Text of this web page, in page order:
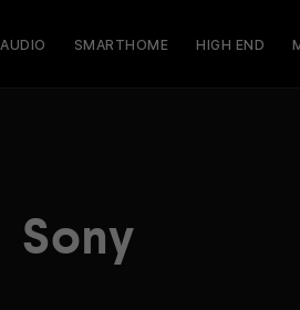
AUDIO SMARTHOME HIGH END
Sony